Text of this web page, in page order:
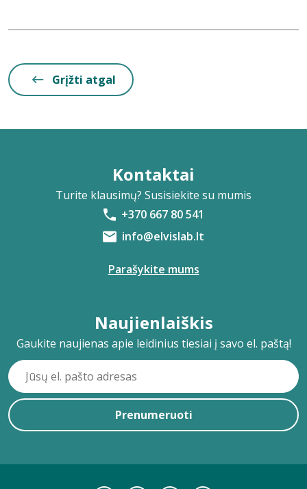
Grįžti atgal
Kontaktai
Turite klausimų? Susisiekite su mumis
+370 667 80 541
info@elvislab.lt
Parašykite mums
Naujienlaiškis
Gaukite naujienas apie leidinius tiesiai į savo el. paštą!
Prenumeruoti